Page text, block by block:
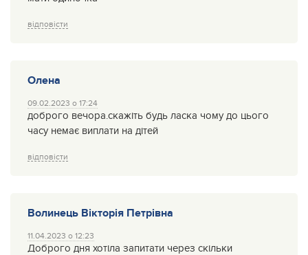
відповісти
Олена
09.02.2023 о 17:24
доброго вечора.скажіть будь ласка чому до цього
часу немає виплати на дітей
відповісти
Волинець Вікторія Петрівна
11.04.2023 о 12:23
Доброго дня хотіла запитати через скільки